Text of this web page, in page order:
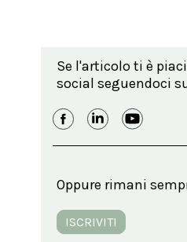
Se l'articolo ti è
social seguendoci
Oppure rimani
ISCRIVITI